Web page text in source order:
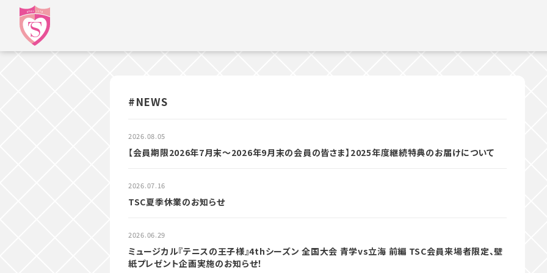
#NEWS
2026.08.05
【会員期限2026年7月末～2026年9月末の会員の皆さま】2025年度継続特典のお届けについて
2026.07.16
TSC夏季休業のお知らせ
2026.06.29
ミュージカル『テニスの王子様』4thシーズン 全国大会 青学vs立海 前編 TSC会員来場者限定、壁
紙プレゼント企画実施のお知らせ！